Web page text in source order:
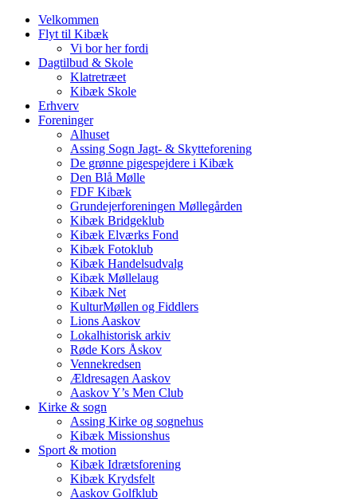
Velkommen
Flyt til Kibæk
Vi bor her fordi
Dagtilbud & Skole
Klatretræet
Kibæk Skole
Erhverv
Foreninger
Alhuset
Assing Sogn Jagt- & Skytteforening
De grønne pigespejdere i Kibæk
Den Blå Mølle
FDF Kibæk
Grundejerforeningen Møllegården
Kibæk Bridgeklub
Kibæk Elværks Fond
Kibæk Fotoklub
Kibæk Handelsudvalg
Kibæk Møllelaug
Kibæk Net
KulturMøllen og Fiddlers
Lions Aaskov
Lokalhistorisk arkiv
Røde Kors Åskov
Vennekredsen
Ældresagen Aaskov
Aaskov Y’s Men Club
Kirke & sogn
Assing Kirke og sognehus
Kibæk Missionshus
Sport & motion
Kibæk Idrætsforening
Kibæk Krydsfelt
Aaskov Golfklub